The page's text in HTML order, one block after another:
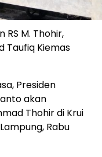
RS M. Thohir,
Taufiq Kiemas
Presiden
akan
Thohir di Krui
Rabu